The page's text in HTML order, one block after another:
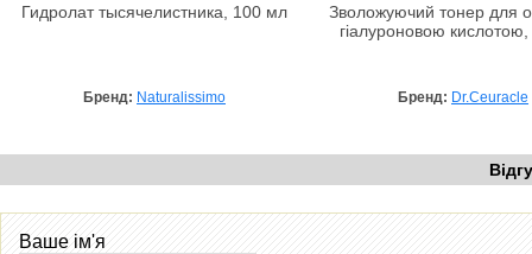
Гидролат тысячелистника, 100 мл
Бренд: Naturalissimo
Зволожуючий тонер для
гіалуроновою
Бренд: Dr.Ceuracle
Ваше ім'я